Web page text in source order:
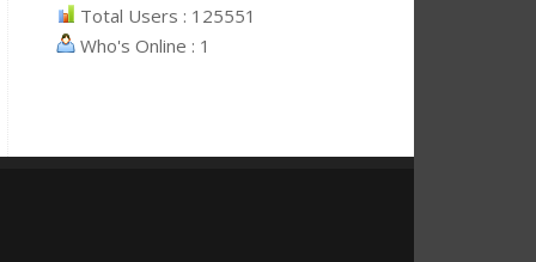
Total Users : 125551
Who's Online : 1